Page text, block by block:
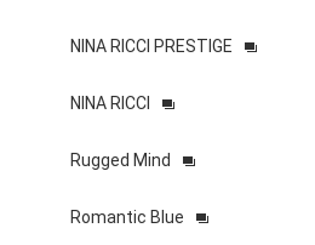
NINA RICCI PRESTIGE
NINA RICCI
Rugged Mind
Romantic Blue